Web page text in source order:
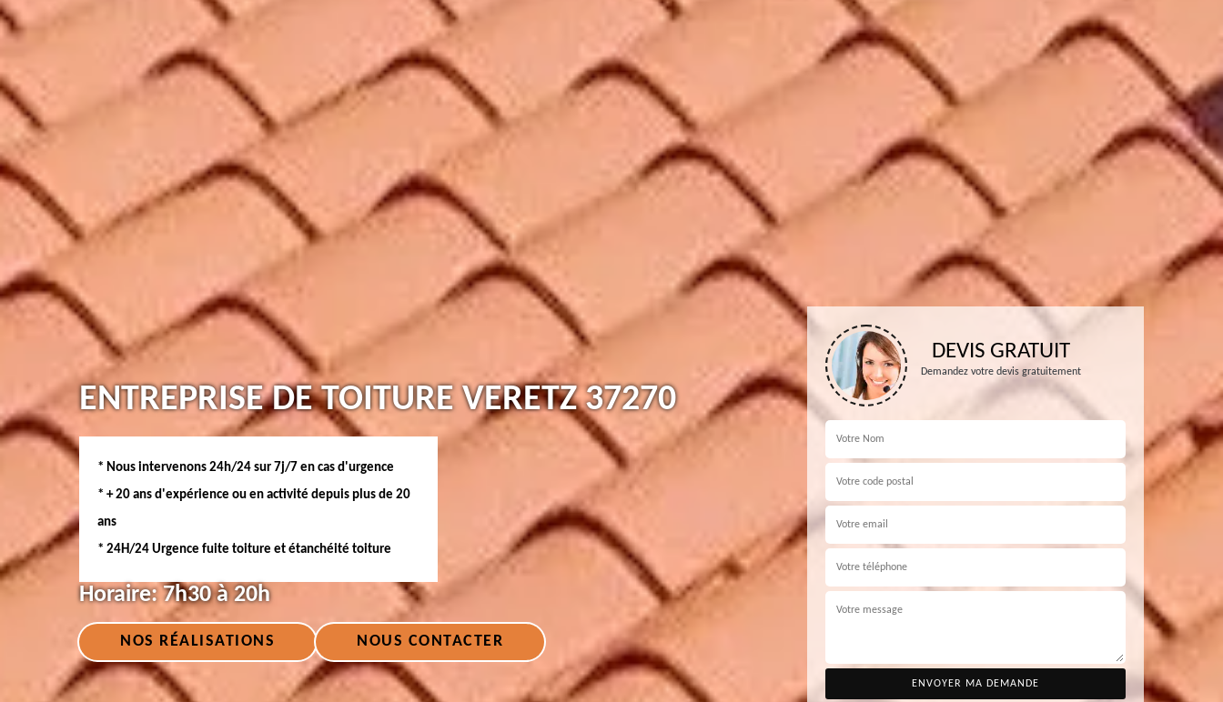
ENTREPRISE DE TOITURE VERETZ 37270
* Nous intervenons 24h/24 sur 7j/7 en cas d'urgence
* + 20 ans d'expérience ou en activité depuis plus de 20
ans
* 24H/24 Urgence fuite toiture et étanchéité toiture
Horaire:7h30 à 20h
NOS RÉALISATIONS NOUS CONTACTER
DEVIS GRATUIT
Demandez votre devis gratuitement